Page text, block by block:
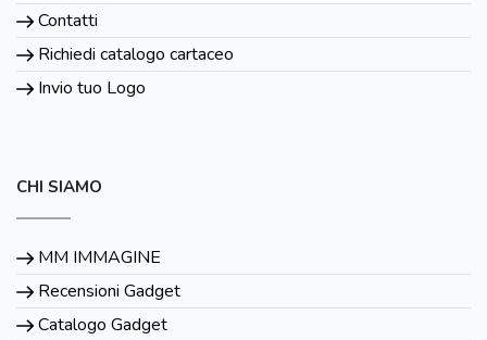
Contatti
Richiedi catalogo cartaceo
Invio tuo Logo
CHI SIAMO
MM IMMAGINE
Recensioni Gadget
Catalogo Gadget